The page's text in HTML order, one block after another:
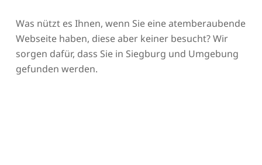
Was nützt es Ihnen, wenn Sie eine atemberaubende
Webseite haben, diese aber keiner besucht? Wir
sorgen dafür, dass Sie in Siegburg und Umgebung
gefunden werden.